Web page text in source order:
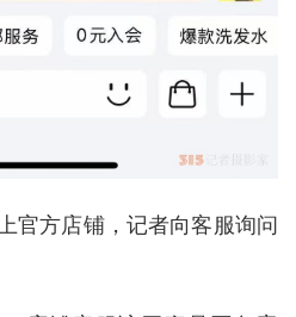
官方店铺，记者向客服询问